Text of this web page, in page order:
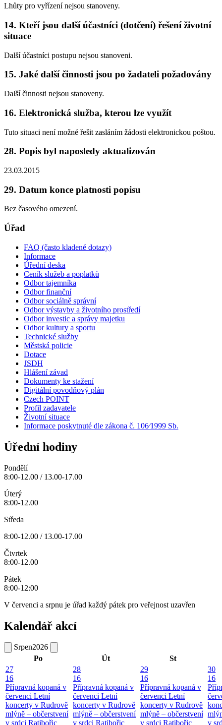
Lhůty pro vyřízení nejsou stanoveny.
14. Kteří jsou další účastníci (dotčení) řešení životní
situace
Další účastníci postupu nejsou stanoveni.
15. Jaké další činnosti jsou po žadateli požadovány
Další činnosti nejsou stanoveny.
16. Elektronická služba, kterou lze využít
Tuto situaci není možné řešit zasláním žádosti elektronickou poštou.
28. Popis byl naposledy aktualizován
23.03.2015
29. Datum konce platnosti popisu
Bez časového omezení.
Úřad
FAQ (často kladené dotazy)
Informace
Úřední deska
Ceník služeb a poplatků
Odbor tajemníka
Odbor finanční
Odbor sociálně správní
Odbor výstavby a životního prostředí
Odbor investic a správy majetku
Odbor kultury a sportu
Technické služby
Městská policie
Dotace
JSDH
Hlášení závad
Dokumenty ke stažení
Digitální povodňový plán
Czech POINT
Profil zadavatele
Životní situace
Informace poskytnuté dle zákona č. 106⁄1999 Sb.
Úřední hodiny
Pondělí
8:00-12.00 / 13.00-17.00
Úterý
8:00-12.00
Středa
8:00-12.00 / 13.00-17.00
Čtvrtek
8:00-12.00
Pátek
8:00-12:00
V červenci a srpnu je úřad každý pátek pro veřejnost uzavřen
Kalendář akcí
Srpen2026
Po
Út
St
27
16
Přípravná kopaná v
červenci Letní
koncerty v Rudrově
mlýně – občerstvení
v srdci Ratibořic
28
16
Přípravná kopaná v
červenci Letní
koncerty v Rudrově
mlýně – občerstvení
v srdci Ratibořic
29
16
Přípravná kopaná v
červenci Letní
koncerty v Rudrově
mlýně – občerstvení
v srdci Ratibořic
30
16
v